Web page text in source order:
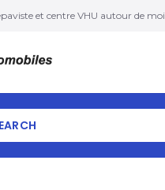
et centre VHU autour de moi